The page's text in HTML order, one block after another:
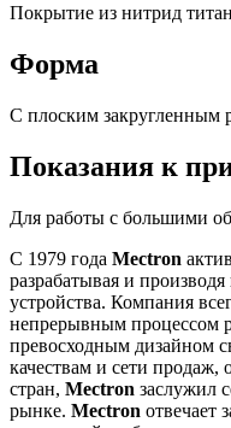
Покрытие из нитрид
Форма
С плоским закругленным
Показания к
Для работы с большими
С 1979 года Mectron
разрабатывая и
устройства. Компания
непрерывным процессом
превосходным дизайном
качествам и сети продаж,
стран, Mectron заслужил
рынке. Mectron отвечает